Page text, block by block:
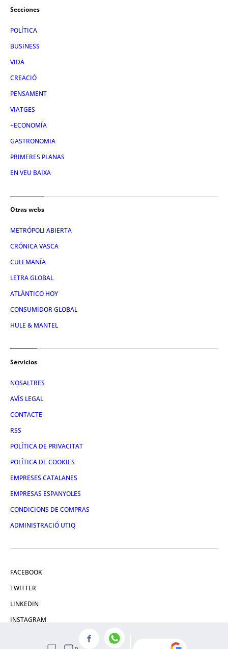
Secciones
POLÍTICA
BUSINESS
VIDA
CREACIÓ
PENSAMENT
VIATGES
+ECONOMÍA
GASTRONOMIA
PRIMERES PLANAS
EN VEU BAIXA
Otras webs
METRÓPOLI ABIERTA
CRÓNICA VASCA
CULEMANÍA
LETRA GLOBAL
ATLÁNTICO HOY
CONSUMIDOR GLOBAL
HULE & MANTEL
Servicios
NOSALTRES
AVÍS LEGAL
CONTACTE
RSS
POLÍTICA DE PRIVACITAT
POLÍTICA DE COOKIES
EMPRESES CATALANES
EMPRESAS ESPANYOLES
CONDICIONS DE COMPRAS
ADMINISTRACIÓ UTIQ
FACEBOOK
TWITTER
LINKEDIN
INSTAGRAM